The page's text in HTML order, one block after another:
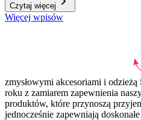
Czytaj więcej
Więcej wpisów
zmysłowymi akcesoriami i odzieżą
roku z zamiarem zapewnienia
produktów, które przynoszą
jednocześnie zapewniają